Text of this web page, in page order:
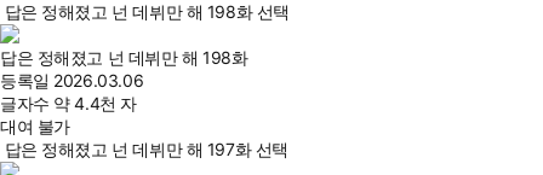
답은 정해졌고 넌 데뷔만 해 198화 선택
답은 정해졌고 넌 데뷔만 해 198화
등록일 2026.03.06
글자수 약 4.4천 자
대여 불가
답은 정해졌고 넌 데뷔만 해 197화 선택